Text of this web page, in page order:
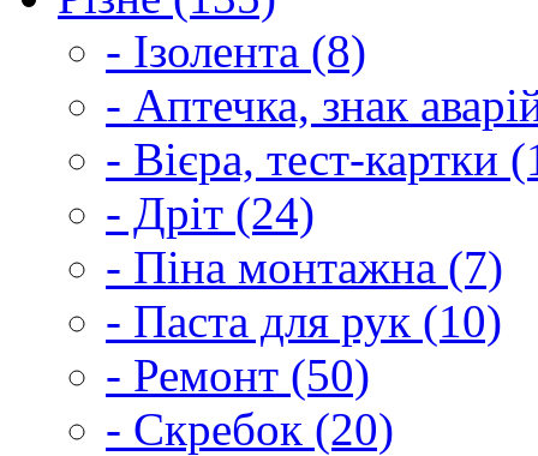
- Ізолента (8)
- Аптечка, знак
- Вієра, тест-картки
- Дріт (24)
- Піна монтажна (7)
- Паста для рук (10)
- Ремонт (50)
- Скребок (20)